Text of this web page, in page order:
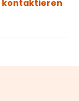
kontaktieren